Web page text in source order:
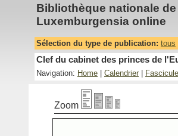
Bibliothèque nationale
Luxemburgensia online
Sélection du type de publication: tous
Clef du cabinet des princes de
Navigation: Home Calendrier Fascicule
Zoom